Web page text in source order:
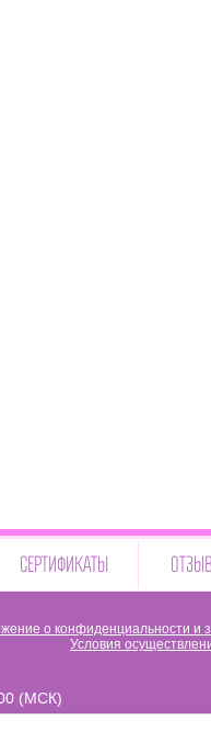
СЕРТИФИКАТЫ
(МСК)
о конфиденциальности и
Условия